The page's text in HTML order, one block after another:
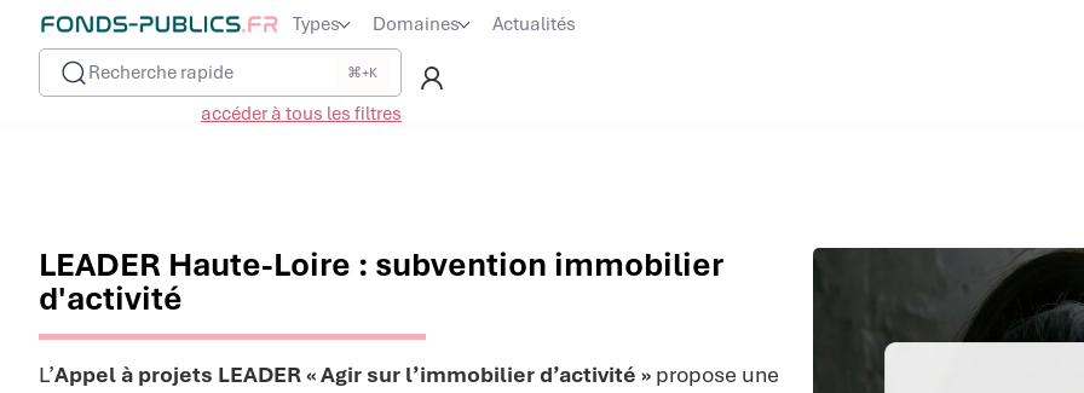
Types Domaines
Actualités
Recherche rapide
⌘+K
accéder à tous les filtres
LEADER Haute-Loire : subvention immobilier
d'activité
L’Appel à projets LEADER « Agir sur l’immobilier d’activité » propose une